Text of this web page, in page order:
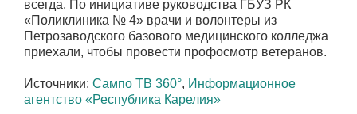
всегда. По инициативе руководства ГБУЗ РК
«Поликлиника № 4» врачи и волонтеры из
Петрозаводского базового медицинского колледжа
приехали, чтобы провести профосмотр ветеранов.
Источники: Сампо ТВ 360°, Информационное
агентство «Республика Карелия»